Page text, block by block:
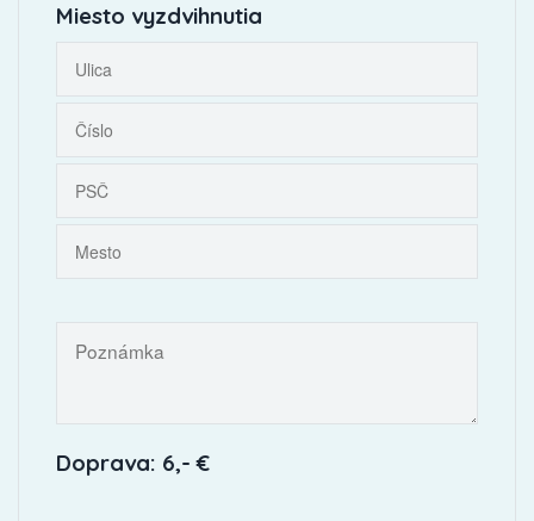
Miesto vyzdvihnutia
Doprava: 6,- €